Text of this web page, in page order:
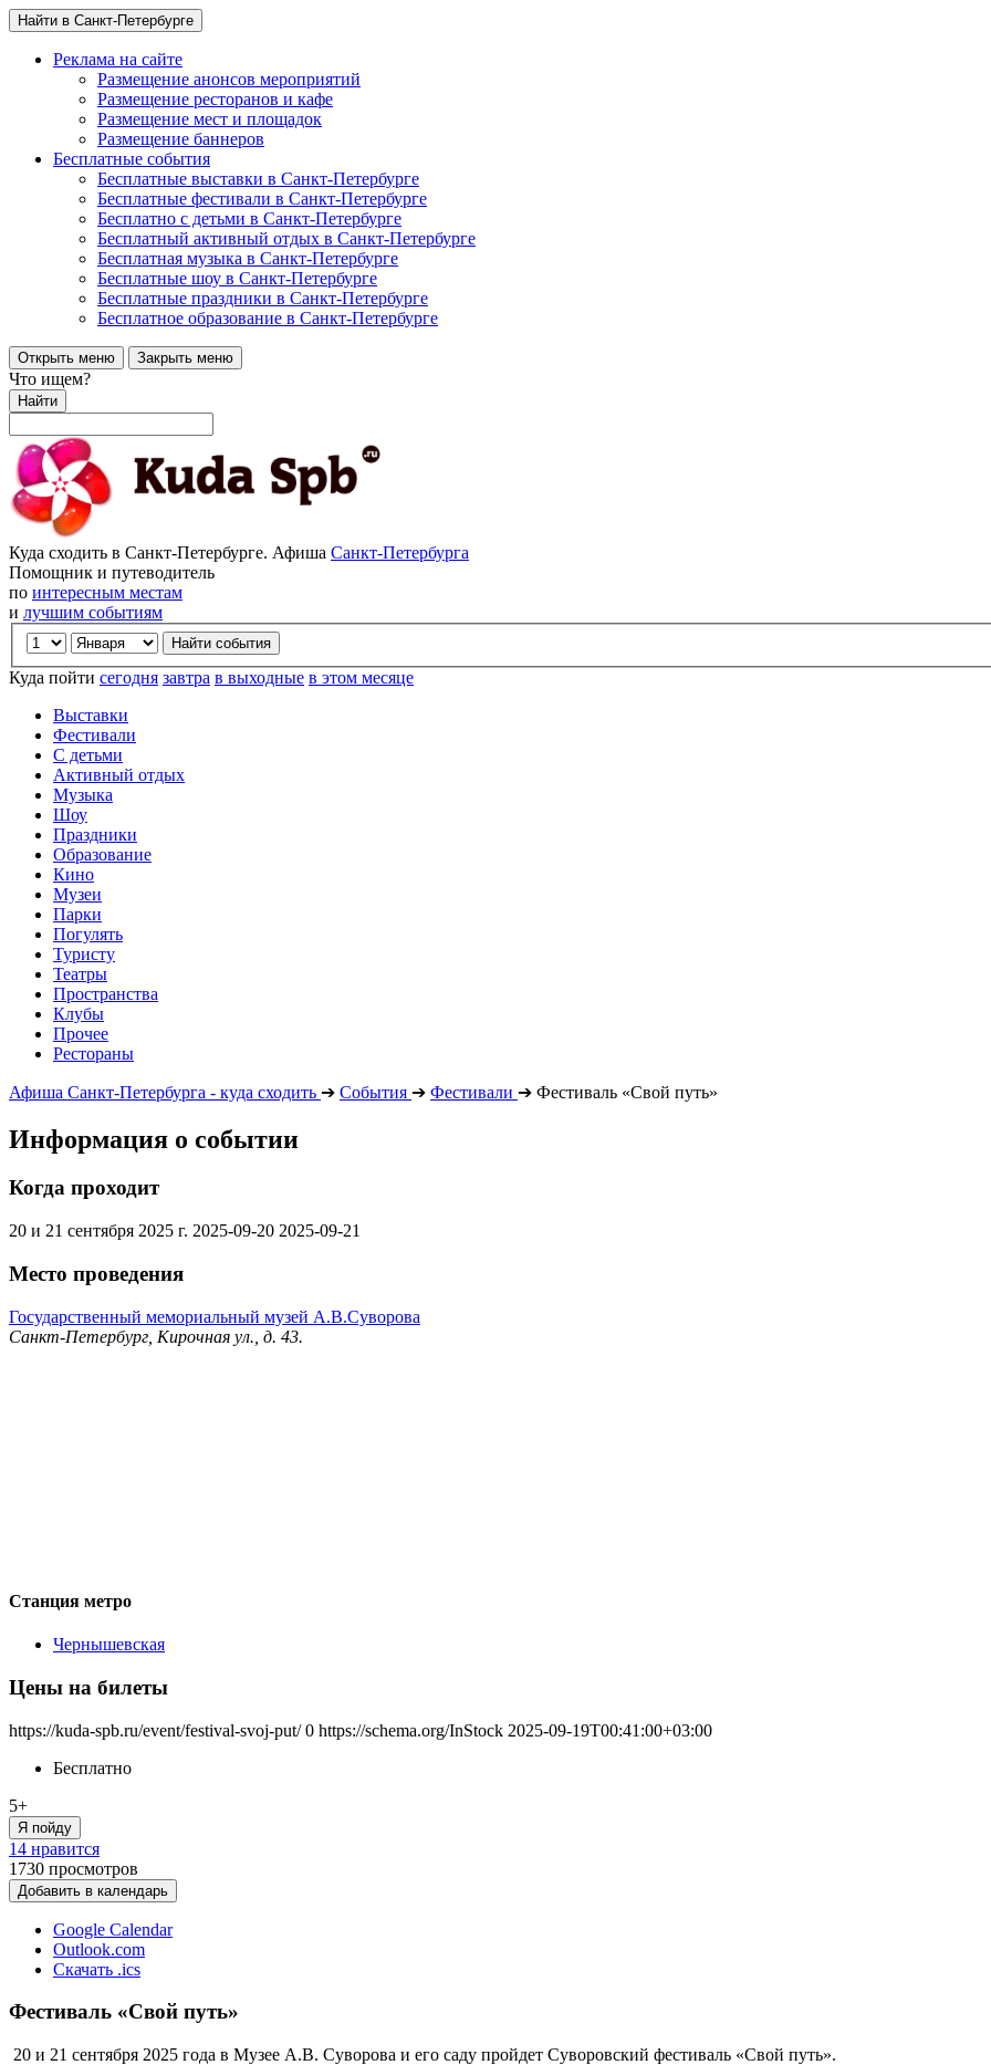
Найти в Санкт-Петербурге
Реклама на сайте
Размещение анонсов мероприятий
Размещение ресторанов и кафе
Размещение мест и площадок
Размещение баннеров
Бесплатные события
Бесплатные выставки в Санкт-Петербурге
Бесплатные фестивали в Санкт-Петербурге
Бесплатно с детьми в Санкт-Петербурге
Бесплатный активный отдых в Санкт-Петербурге
Бесплатная музыка в Санкт-Петербурге
Бесплатные шоу в Санкт-Петербурге
Бесплатные праздники в Санкт-Петербурге
Бесплатное образование в Санкт-Петербурге
Открыть меню Закрыть меню
Что ищем?
Найти
Куда сходить в Санкт-Петербурге. Афиша Санкт-Петербурга
Помощник и путеводитель
по интересным местам
и лучшим событиям
Куда пойти сегодня завтра в выходные в этом месяце
Выставки
Фестивали
С детьми
Активный отдых
Музыка
Шоу
Праздники
Образование
Кино
Музеи
Парки
Погулять
Туристу
Театры
Пространства
Клубы
Прочее
Рестораны
Афиша Санкт-Петербурга - куда сходить ➔ События ➔ Фестивали ➔ Фестиваль «Свой путь»
Информация о событии
Когда проходит
20 и 21 сентября 2025 г. 2025-09-20 2025-09-21
Место проведения
Государственный мемориальный музей А.В.Суворова
Санкт-Петербург, Кирочная ул., д. 43.
Станция метро
Чернышевская
Цены на билеты
https://kuda-spb.ru/event/festival-svoj-put/ 0 https://schema.org/InStock 2025-09-19T00:41:00+03:00
Бесплатно
5+
Я пойду
14 нравится
1730 просмотров
Добавить в календарь
Google Calendar
Outlook.com
Скачать .ics
Фестиваль «Свой путь»
20 и 21 сентября 2025 года в Музее А.В. Суворова и его саду пройдет Суворовский фестиваль «Свой путь».